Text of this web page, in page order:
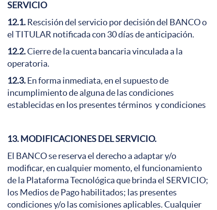
SERVICIO
12.1.Rescisión del servicio por decisión del BANCO o
el TITULAR notificada con 30 días de anticipación.
12.2.Cierre de la cuenta bancaria vinculada a la
operatoria.
12.3.En forma inmediata, en el supuesto de
incumplimiento de alguna de las condiciones
establecidas en los presentes términos y condiciones
13. MODIFICACIONES DEL SERVICIO.
El BANCO se reserva el derecho a adaptar y/o
modificar, en cualquier momento, el funcionamiento
de la Plataforma Tecnológica que brinda el SERVICIO;
los Medios de Pago habilitados; las presentes
condiciones y/o las comisiones aplicables. Cualquier